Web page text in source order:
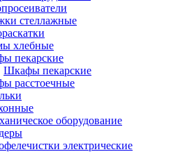
стеллажные
хлебные
пекарские
Шкафы пекарские
расстоечные
оборудование
электрические